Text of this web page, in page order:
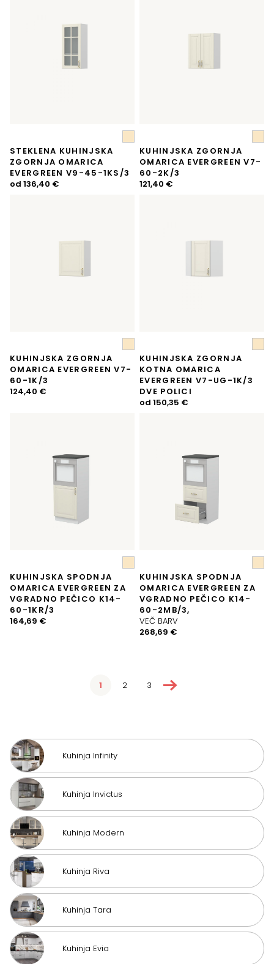
STEKLENA KUHINJSKA
ZGORNJA OMARICA
EVERGREEN V9-45-1KS/3
od 136,40 €
KUHINJSKA ZGORNJA
OMARICA EVERGREEN V7-
60-2K/3
121,40 €
KUHINJSKA ZGORNJA
OMARICA EVERGREEN V7-
60-1K/3
124,40 €
KUHINJSKA ZGORNJA
KOTNA OMARICA
EVERGREEN V7-UG-1K/3
DVE POLICI
od 150,35 €
KUHINJSKA SPODNJA
OMARICA EVERGREEN ZA
VGRADNO PEČICO K14-
60-1KR/3
164,69 €
KUHINJSKA SPODNJA
OMARICA EVERGREEN ZA
VGRADNO PEČICO K14-
60-2MB/3,
VEČ BARV
268,69 €
1 2 3→
Kuhinja Infinity
Kuhinja Invictus
Kuhinja Modern
Kuhinja Riva
Kuhinja Tara
Kuhinja Evia